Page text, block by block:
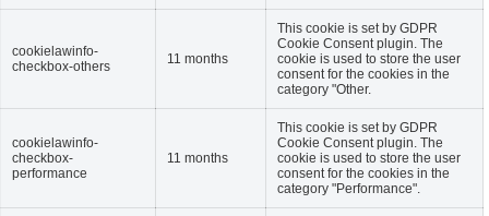
cookielawinfo-
checkbox-others
11 months
This cookie is set by GDPR
Cookie Consent plugin. The
cookie is used to store the user
consent for the cookies in the
category "Other.
cookielawinfo-
checkbox-
performance
11 months
This cookie is set by GDPR
Cookie Consent plugin. The
cookie is used to store the user
consent for the cookies in the
category "Performance".